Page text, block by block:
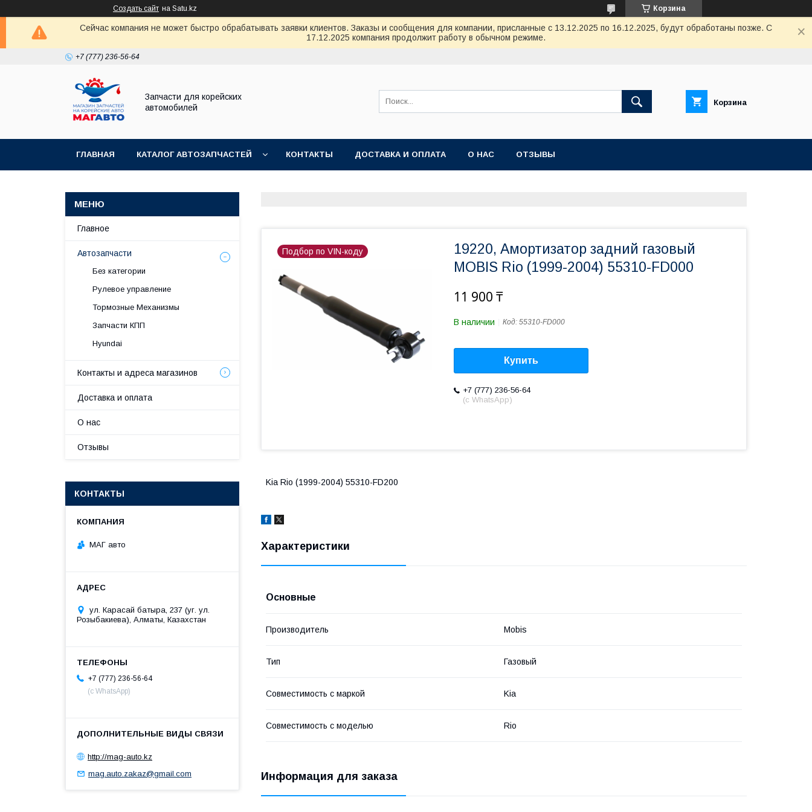
Создать сайт на Satu.kz Корзина
Сейчас компания не может быстро обрабатывать заявки клиентов. Заказы и сообщения для компании, присланные с 13.12.2025 по 16.12.2025, будут обработаны позже. С
17.12.2025 компания продолжит работу в обычном режиме.
+7 (777) 236-56-64
Запчасти для корейских
автомобилей
Корзина
ГЛАВНАЯ КАТАЛОГ АВТОЗАПЧАСТЕЙ КОНТАКТЫ ДОСТАВКА И ОПЛАТА О НАС ОТЗЫВЫ
Подбор по VIN-коду
19220, Амортизатор задний газовый
MOBIS Rio (1999-2004) 55310-FD000
11 900 ₸
В наличии Код: 55310-FD000
Купить
+7 (777) 236-56-64
(с WhatsApp)
Kia Rio (1999-2004) 55310-FD200
Характеристики
Основные
Производитель Mobis
Тип Газовый
Совместимость с маркой Kia
Совместимость с моделью Rio
Информация для заказа
Главное
Автозапчасти
Без категории
Рулевое управление
Тормозные Механизмы
Запчасти КПП
Hyundai
Контакты и адреса магазинов
Доставка и оплата
О нас
Отзывы
КОНТАКТЫ
МАГ авто
ул. Карасай батыра, 237 (уг. ул.
Розыбакиева), Алматы, Казахстан
+7 (777) 236-56-64
(с WhatsApp)
http://mag-auto.kz
mag.auto.zakaz@gmail.com